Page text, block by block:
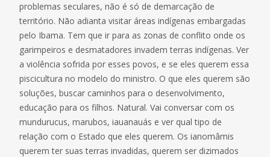
problemas seculares, não é só de demarcação de
território. Não adianta visitar áreas indígenas embargadas
pelo Ibama. Tem que ir para as zonas de conflito onde os
garimpeiros e desmatadores invadem terras indígenas. Ver
a violência sofrida por esses povos, e se eles querem essa
piscicultura no modelo do ministro. O que eles querem são
soluções, buscar caminhos para o desenvolvimento,
educação para os filhos. Natural. Vai conversar com os
mundurucus, marubos, iauanauás e ver qual tipo de
relação com o Estado que eles querem. Os ianomâmis
querem ter suas terras invadidas, querem ser dizimados